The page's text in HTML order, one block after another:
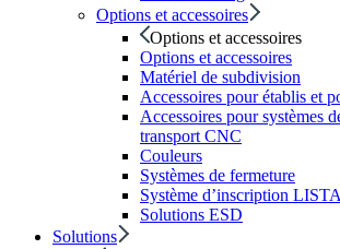
Options et accessoires
Options et accessoires
Options et accessoires
Matériel de subdivision
Accessoires pour établis et
Accessoires pour systèmes
transport CNC
Couleurs
Systèmes de fermeture
Système d’inscription
Solutions ESD
Solutions